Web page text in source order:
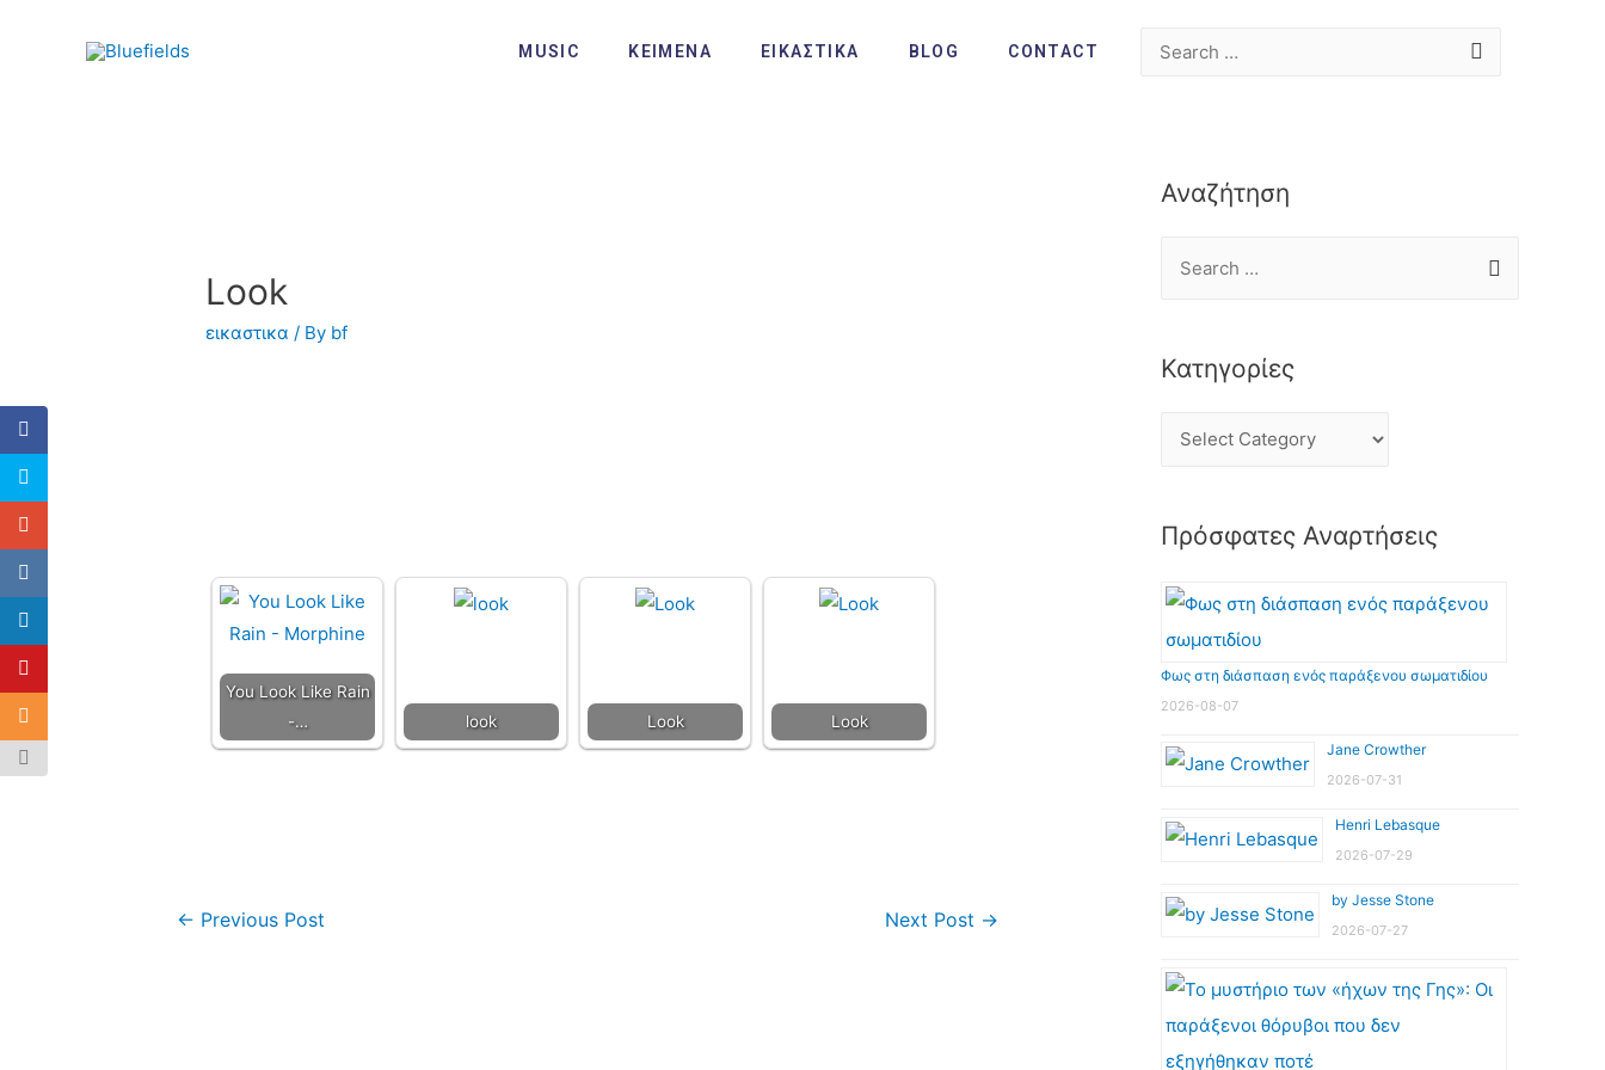
MUSIC ΚΕΙΜΕΝΑ ΕΙΚΑΣΤΙΚΑ BLOG CONTACT
Look
εικαστικα / By bf
You Look Like Rain
-…
look Look Look
← Previous Post Next Post →
Αναζήτηση
Κατηγορίες
Πρόσφατες Αναρτήσεις
Φως στη διάσπαση ενός παράξενου σωματιδίου
2026-08-07
Jane Crowther
2026-07-31
Henri Lebasque
2026-07-29
by Jesse Stone
2026-07-27